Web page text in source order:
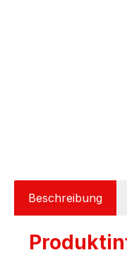
Beschreibung